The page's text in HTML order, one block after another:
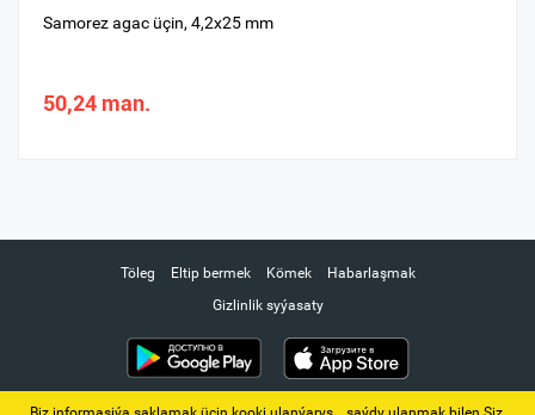
Samorez agac üçin, 4,2x25 mm
50,24 man.
Töleg Eltip bermek Kömek
Habarlaşmak
Gizlinlik syýasaty